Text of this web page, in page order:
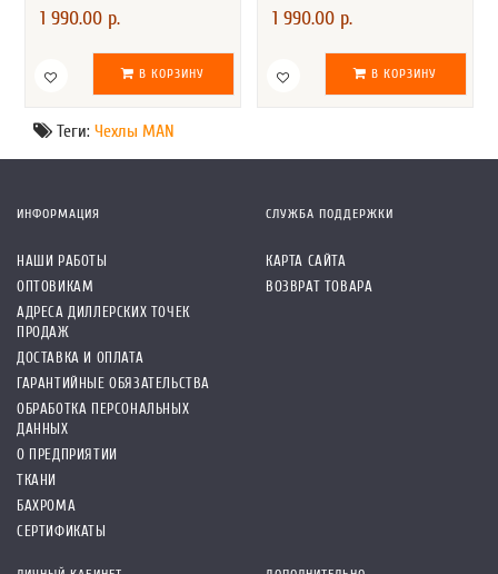
1 990.00 р.
В КОРЗИНУ
1 990.00 р.
В КОРЗИНУ
Теги: Чехлы MAN
ИНФОРМАЦИЯ
НАШИ РАБОТЫ
ОПТОВИКАМ
АДРЕСА ДИЛЛЕРСКИХ ТОЧЕК
ПРОДАЖ
ДОСТАВКА И ОПЛАТА
ГАРАНТИЙНЫЕ ОБЯЗАТЕЛЬСТВА
ОБРАБОТКА ПЕРСОНАЛЬНЫХ
ДАННЫХ
О ПРЕДПРИЯТИИ
ТКАНИ
БАХРОМА
СЕРТИФИКАТЫ
СЛУЖБА ПОДДЕРЖКИ
КАРТА САЙТА
ВОЗВРАТ ТОВАРА